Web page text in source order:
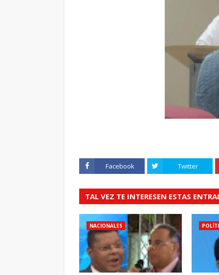
Facebook Twitter
TAL VEZ TE INTERESEN ESTAS
NACIONALES